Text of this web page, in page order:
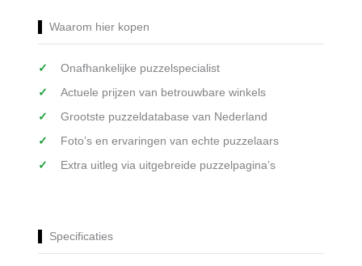
Waarom hier kopen
Onafhankelijke puzzelspecialist
Actuele prijzen van betrouwbare winkels
Grootste puzzeldatabase van Nederland
Foto’s en ervaringen van echte puzzelaars
Extra uitleg via uitgebreide puzzelpagina’s
Specificaties